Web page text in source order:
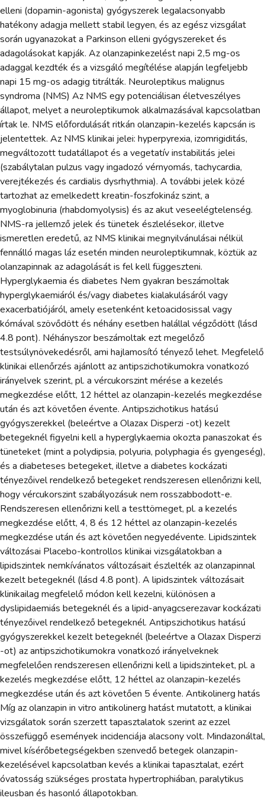
elleni (dopamin-agonista) gyógyszerek legalacsonyabb
hatékony adagja mellett stabil legyen, és az egész vizsgálat
során ugyanazokat a Parkinson elleni gyógyszereket és
adagolásokat kapják. Az olanzapinkezelést napi 2,5 mg-os
adaggal kezdték és a vizsgáló megítélése alapján legfeljebb
napi 15 mg-os adagig titrálták. Neuroleptikus malignus
syndroma (NMS) Az NMS egy potenciálisan életveszélyes
állapot, melyet a neuroleptikumok alkalmazásával kapcsolatban
írtak le. NMS előfordulását ritkán olanzapin-kezelés kapcsán is
jelentettek. Az NMS klinikai jelei: hyperpyrexia, izomrigiditás,
megváltozott tudatállapot és a vegetatív instabilitás jelei
(szabálytalan pulzus vagy ingadozó vérnyomás, tachycardia,
verejtékezés és cardialis dysrhythmia). A további jelek közé
tartozhat az emelkedett kreatin-foszfokináz szint, a
myoglobinuria (rhabdomyolysis) és az akut veseelégtelenség.
NMS-ra jellemző jelek és tünetek észlelésekor, illetve
ismeretlen eredetű, az NMS klinikai megnyilvánulásai nélkül
fennálló magas láz esetén minden neuroleptikumnak, köztük az
olanzapinnak az adagolását is fel kell függeszteni.
Hyperglykaemia és diabetes Nem gyakran beszámoltak
hyperglykaemiáról és/vagy diabetes kialakulásáról vagy
exacerbatiójáról, amely esetenként ketoacidosissal vagy
kómával szövődött és néhány esetben halállal végződött (lásd
4.8 pont). Néhányszor beszámoltak ezt megelőző
testsúlynövekedésről, ami hajlamosító tényező lehet. Megfelelő
klinikai ellenőrzés ajánlott az antipszichotikumokra vonatkozó
irányelvek szerint, pl. a vércukorszint mérése a kezelés
megkezdése előtt, 12 héttel az olanzapin-kezelés megkezdése
után és azt követően évente. Antipszichotikus hatású
gyógyszerekkel (beleértve a Olazax Disperzi -ot) kezelt
betegeknél figyelni kell a hyperglykaemia okozta panaszokat és
tüneteket (mint a polydipsia, polyuria, polyphagia és gyengeség),
és a diabeteses betegeket, illetve a diabetes kockázati
tényezőivel rendelkező betegeket rendszeresen ellenőrizni kell,
hogy vércukorszint szabályozásuk nem rosszabbodott-e.
Rendszeresen ellenőrizni kell a testtömeget, pl. a kezelés
megkezdése előtt, 4, 8 és 12 héttel az olanzapin-kezelés
megkezdése után és azt követően negyedévente. Lipidszintek
változásai Placebo-kontrollos klinikai vizsgálatokban a
lipidszintek nemkívánatos változásait észlelték az olanzapinnal
kezelt betegeknél (lásd 4.8 pont). A lipidszintek változásait
klinikailag megfelelő módon kell kezelni, különösen a
dyslipidaemiás betegeknél és a lipid-anyagcserezavar kockázati
tényezőivel rendelkező betegeknél. Antipszichotikus hatású
gyógyszerekkel kezelt betegeknél (beleértve a Olazax Disperzi
-ot) az antipszichotikumokra vonatkozó irányelveknek
megfelelően rendszeresen ellenőrizni kell a lipidszinteket, pl. a
kezelés megkezdése előtt, 12 héttel az olanzapin-kezelés
megkezdése után és azt követően 5 évente. Antikolinerg hatás
Míg az olanzapin in vitro antikolinerg hatást mutatott, a klinikai
vizsgálatok során szerzett tapasztalatok szerint az ezzel
összefüggő események incidenciája alacsony volt. Mindazonáltal,
mivel kísérőbetegségekben szenvedő betegek olanzapin-
kezelésével kapcsolatban kevés a klinikai tapasztalat, ezért
óvatosság szükséges prostata hypertrophiában, paralytikus
ileusban és hasonló állapotokban.